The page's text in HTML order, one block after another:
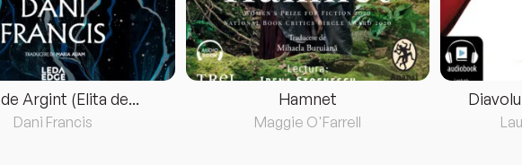
Argint (Elita de...
Dani Francis
Hamnet
Maggie O'Farrell